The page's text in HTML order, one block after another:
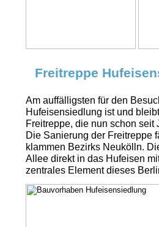
Freitreppe
Am auffälligsten für den
Hufeisensiedlung ist und
Freitreppe, die nun schon
Die Sanierung der Freitreppe
klammen Bezirks Neukölln.
Allee direkt in das Hufeisen
zentrales Element dieses